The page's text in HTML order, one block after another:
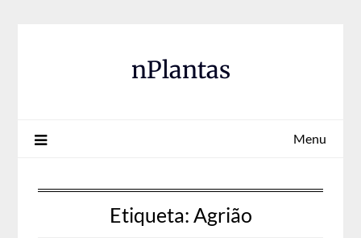
nPlantas
Menu
Etiqueta: Agrião